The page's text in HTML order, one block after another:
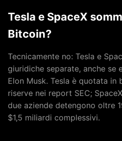
Tesla e SpaceX
Bitcoin?
Tecnicamente no: Tesla e
giuridiche separate, anche se
Elon Musk. Tesla è quotata in
riserve nei report SEC;
due aziende detengono oltre
$1,5 miliardi complessivi.